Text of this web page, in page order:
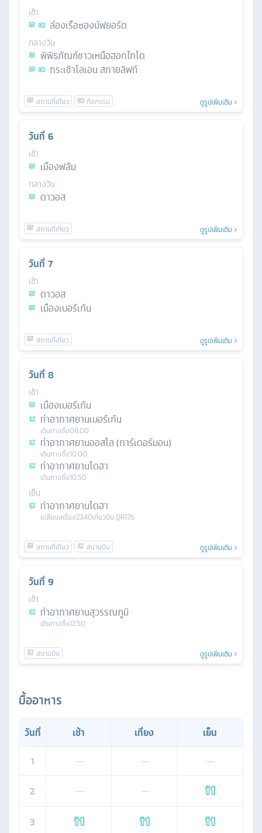
เช้า
ล่องเรือซองน์ฟยอร์ด
กลางวัน
พิพิธภัณฑ์ชาวเหนือฮอกไกโด
กระเช้าโลเอน สกายลิฟท์
ดูรูปเพิ่มเติม
วันที่ 6
เช้า
เมืองฟลัม
กลางวัน
ดาวอส
ดูรูปเพิ่มเติม
วันที่ 7
เช้า
ดาวอส
เมืองเบอร์เก้น
ดูรูปเพิ่มเติม
วันที่ 8
เช้า
เมืองเบอร์เก้น
ท่าอากาศยานเบอร์เก้น
เดินทางถึง08.00
ท่าอากาศยานออสโล (การ์เดอร์มอน)
เดินทางถึง10.00
ท่าอากาศยานโดฮา
เดินทางถึง10.50
เย็น
ท่าอากาศยานโดฮา
เปลี่ยนเครื่อง23.40เที่ยวบิน QR176
ดูรูปเพิ่มเติม
วันที่ 9
เช้า
ท่าอากาศยานสุวรรณภูมิ
เดินทางถึง12.50
ดูรูปเพิ่มเติม
มื้ออาหาร
วันที่ เช้า เที่ยง
เย็น
1
— —
—
2
— —
3